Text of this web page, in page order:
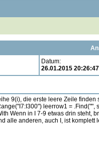
Datum:
26.01.2015 20:26:47
9(i), die erste leere Zeile
leerrow1 =
Wenn in I 7-9 etwas drin
alle anderen, auch I, ist